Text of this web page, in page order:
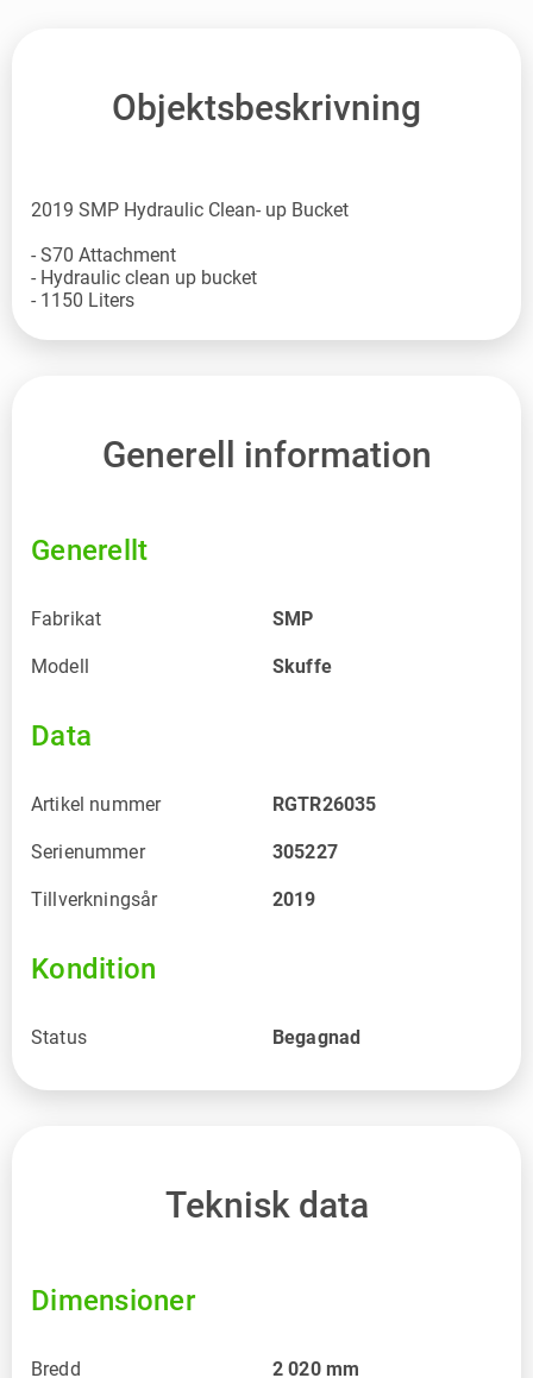
Objektsbeskrivning
2019 SMP Hydraulic Clean- up Bucket
- S70 Attachment
- Hydraulic clean up bucket
- 1150 Liters
Generell information
Generellt
Fabrikat SMP
Modell Skuffe
Data
Artikel nummer RGTR26035
Serienummer 305227
Tillverkningsår 2019
Kondition
Status Begagnad
Teknisk data
Dimensioner
Bredd 2 020 mm